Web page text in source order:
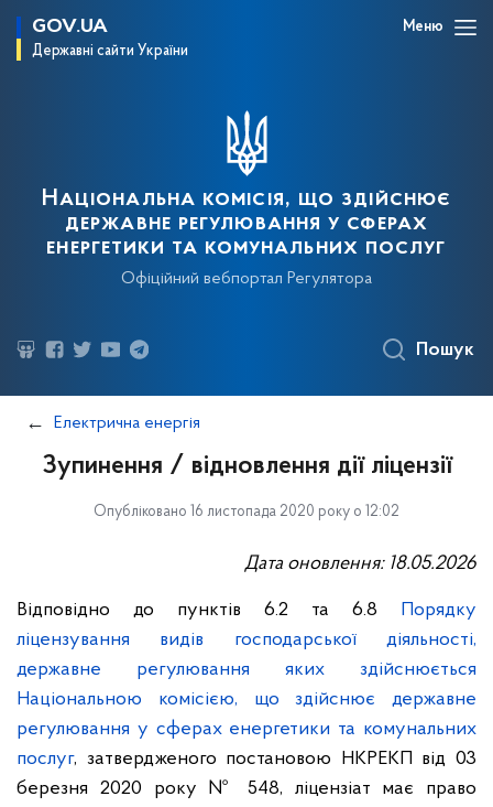
GOV.UA
Державні сайти України
Меню
Національна комісія, що здійснює
державне регулювання у сферах
енергетики та комунальних послуг
Офіційний вебпортал Регулятора
Пошук
Електрична енергія
Зупинення / відновлення дії ліцензії
Опубліковано 16 листопада 2020 року о 12:02
Дата оновлення: 18.05.2026
Відповідно до пунктів 6.2 та 6.8 Порядку
ліцензування видів господарської діяльності,
державне регулювання яких здійснюється
Національною комісією, що здійснює державне
регулювання у сферах енергетики та комунальних
послуг, затвердженого постановою НКРЕКП від 03
березня 2020 року № 548, ліцензіат має право